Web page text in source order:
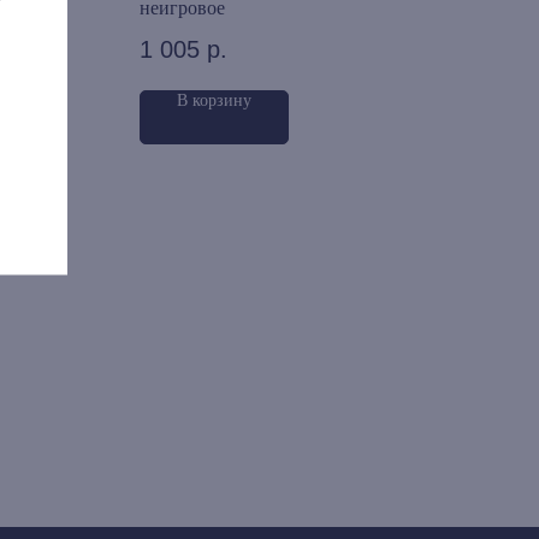
неигровое
1 005 р.
В корзину